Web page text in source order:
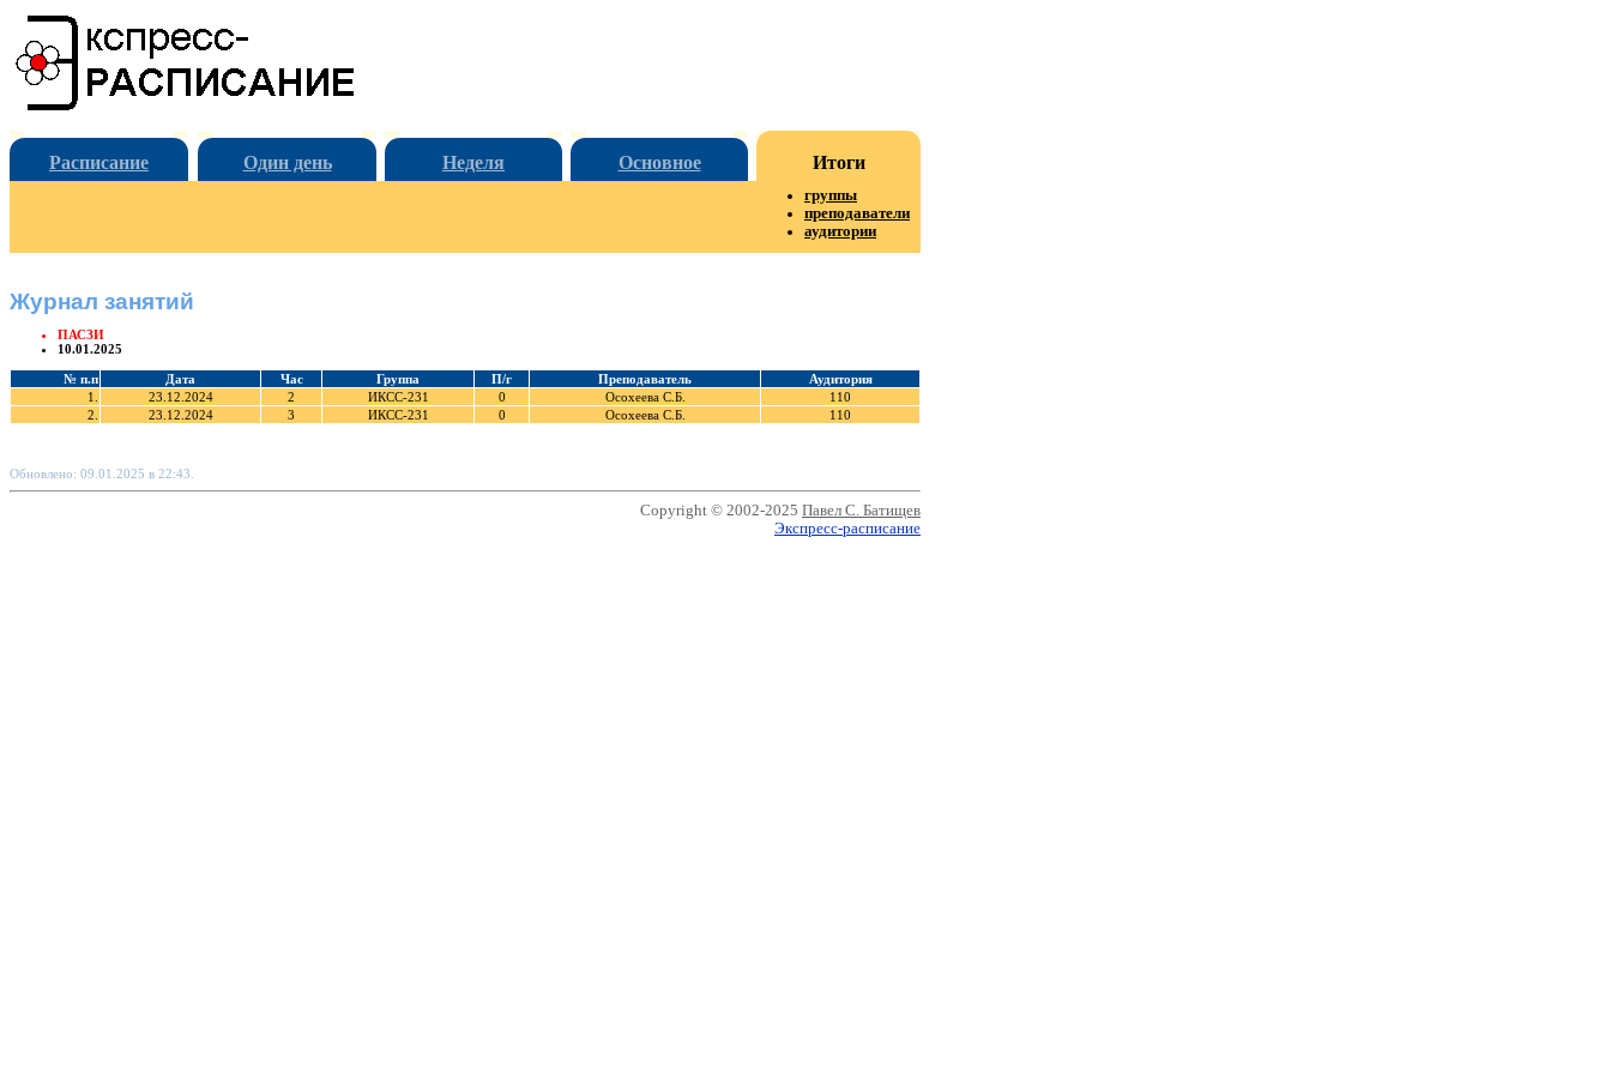
Расписание Один день Неделя Основное Итоги
группы
преподаватели
аудитории
Журнал занятий
ПАСЗИ
10.01.2025
№ п.п Дата Час Группа П/г Преподаватель
Аудитория
1.
23.12.2024 2 ИКСС-231 0 Осохеева С.Б.
110
2.
23.12.2024 3 ИКСС-231 0 Осохеева С.Б. 110
Обновлено: 09.01.2025 в 22:43.
Copyright © 2002-2025 Павел С. Батищев
Экспресс-расписание